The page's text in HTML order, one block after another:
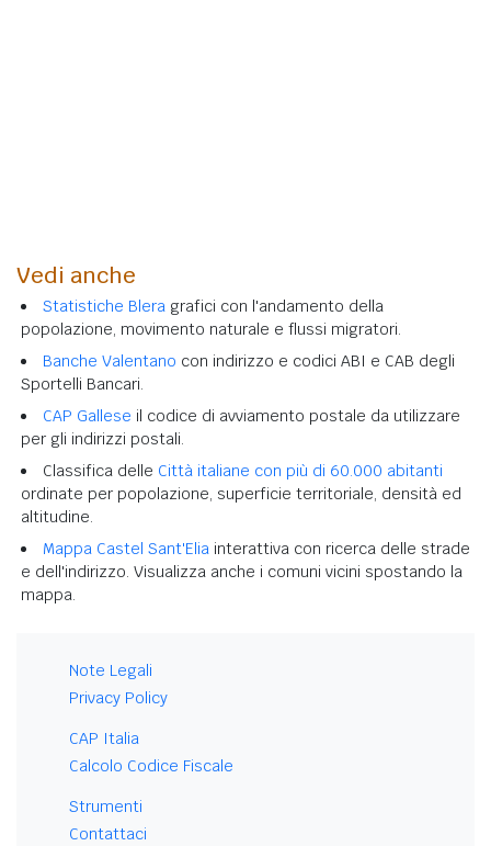
Vedi anche
Statistiche Blera grafici con l'andamento della
popolazione, movimento naturale e flussi migratori.
Banche Valentano con indirizzo e codici ABI e CAB degli
Sportelli Bancari.
CAP Gallese il codice di avviamento postale da utilizzare
per gli indirizzi postali.
Classifica delle Città italiane con più di 60.000 abitanti
ordinate per popolazione, superficie territoriale, densità ed
altitudine.
Mappa Castel Sant'Elia interattiva con ricerca delle strade
e dell'indirizzo. Visualizza anche i comuni vicini spostando la
mappa.
Note Legali
Privacy Policy
CAP Italia
Calcolo Codice Fiscale
Strumenti
Contattaci